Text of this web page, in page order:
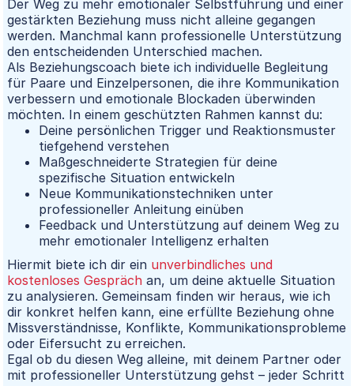
Der Weg zu mehr emotionaler Selbstführung und einer
gestärkten Beziehung muss nicht alleine gegangen
werden. Manchmal kann professionelle Unterstützung
den entscheidenden Unterschied machen.
Als Beziehungscoach biete ich individuelle Begleitung
für Paare und Einzelpersonen, die ihre Kommunikation
verbessern und emotionale Blockaden überwinden
möchten. In einem geschützten Rahmen kannst du:
Deine persönlichen Trigger und Reaktionsmuster
tiefgehend verstehen
Maßgeschneiderte Strategien für deine
spezifische Situation entwickeln
Neue Kommunikationstechniken unter
professioneller Anleitung einüben
Feedback und Unterstützung auf deinem Weg zu
mehr emotionaler Intelligenz erhalten
Hiermit biete ich dir ein unverbindliches und
kostenloses Gespräch an, um deine aktuelle Situation
zu analysieren. Gemeinsam finden wir heraus, wie ich
dir konkret helfen kann, eine erfüllte Beziehung ohne
Missverständnisse, Konflikte, Kommunikationsprobleme
oder Eifersucht zu erreichen.
Egal ob du diesen Weg alleine, mit deinem Partner oder
mit professioneller Unterstützung gehst – jeder Schritt